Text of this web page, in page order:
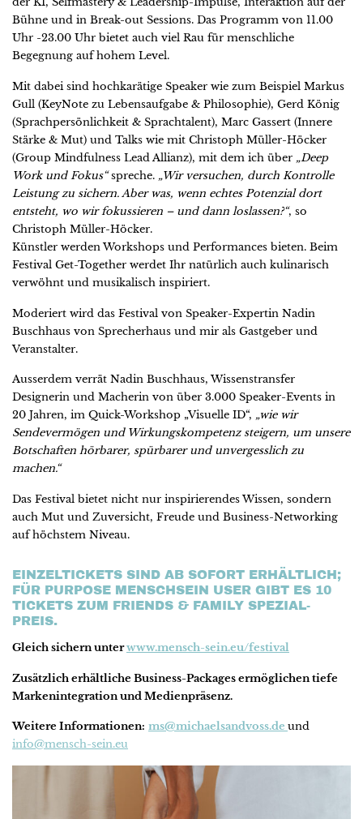
Bühne und in Break-out Sessions. Das Programm von 11.00
Uhr -23.00 Uhr bietet auch viel Rau für menschliche
Begegnung auf hohem Level.
Mit dabei sind hochkarätige Speaker wie zum Beispiel Markus
Gull (KeyNote zu Lebensaufgabe & Philosophie), Gerd König
(Sprachpersönlichkeit & Sprachtalent), Marc Gassert (Innere
Stärke & Mut) und Talks wie mit Christoph Müller-Höcker
(Group Mindfulness Lead Allianz), mit dem ich über „Deep
Work und Fokus“spreche. „Wir versuchen, durch Kontrolle
Leistung zu sichern. Aber was, wenn echtes Potenzial dort
entsteht, wo wir fokussieren – und dann loslassen?“, so
Christoph Müller-Höcker.
Künstler werden Workshops und Performances bieten. Beim
Festival Get-Together werdet Ihr natürlich auch kulinarisch
verwöhnt und musikalisch inspiriert.
Moderiert wird das Festival von Speaker-Expertin Nadin
Buschhaus von Sprecherhaus und mir als Gastgeber und
Veranstalter.
Ausserdem verrät Nadin Buschhaus, Wissenstransfer
Designerin und Macherin von über 3.000 Speaker-Events in
20 Jahren, im Quick-Workshop „Visuelle ID“, „wie wir
Sendevermögen und Wirkungskompetenz steigern, um unsere
Botschaften hörbarer, spürbarer und unvergesslich zu
machen.“
Das Festival bietet nicht nur inspirierendes Wissen, sondern
auch Mut und Zuversicht, Freude und Business-Networking
auf höchstem Niveau.
EINZELTICKETS SIND AB SOFORT ERHÄLTLICH;
FÜR PURPOSE MENSCHSEIN USER GIBT ES 10
TICKETS ZUM FRIENDS & FAMILY SPEZIAL-
PREIS.
Gleich sichern unterwww.mensch-sein.eu/festival
Zusätzlich erhältliche Business-Packages ermöglichen tiefe
Markenintegration und Medienpräsenz.
Weitere Informationen: ms@michaelsandvoss.de und
info@mensch-sein.eu